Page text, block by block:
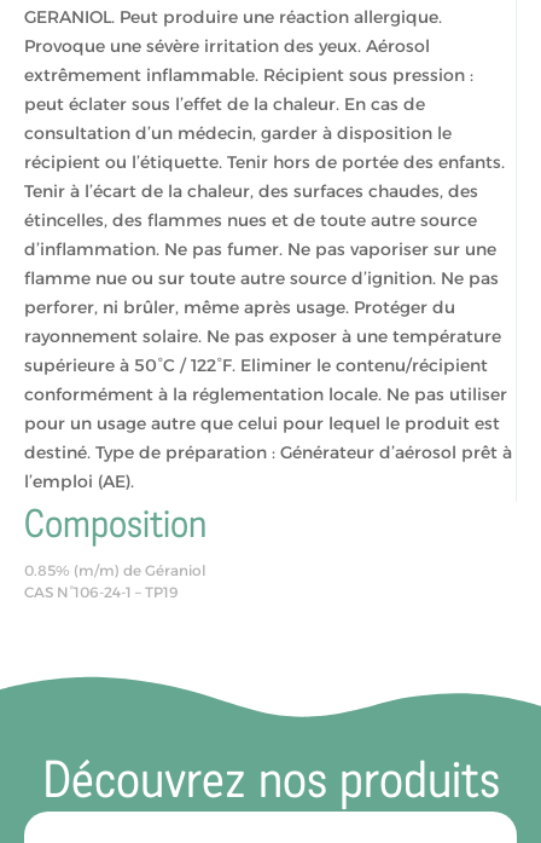
GERANIOL. Peut produire une réaction allergique.
Provoque une sévère irritation des yeux. Aérosol
extrêmement inflammable. Récipient sous pression :
peut éclater sous l’effet de la chaleur. En cas de
consultation d’un médecin, garder à disposition le
récipient ou l’étiquette. Tenir hors de portée des enfants.
Tenir à l’écart de la chaleur, des surfaces chaudes, des
étincelles, des flammes nues et de toute autre source
d’inflammation. Ne pas fumer. Ne pas vaporiser sur une
flamme nue ou sur toute autre source d’ignition. Ne pas
perforer, ni brûler, même après usage. Protéger du
rayonnement solaire. Ne pas exposer à une température
supérieure à 50°C / 122°F. Eliminer le contenu/récipient
conformément à la réglementation locale. Ne pas utiliser
pour un usage autre que celui pour lequel le produit est
destiné. Type de préparation : Générateur d’aérosol prêt à
l’emploi (AE).
Composition
0.85% (m/m) de Géraniol
CAS N°106-24-1 – TP19
Découvrez nos produits